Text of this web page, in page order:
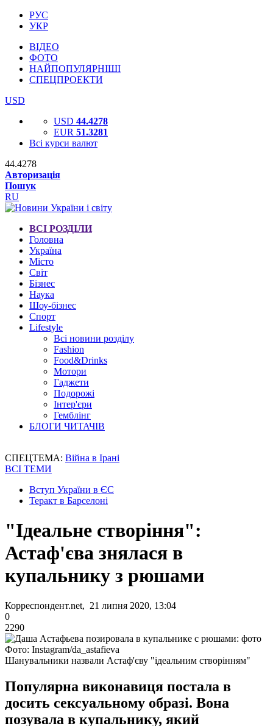
РУС
УКР
ВІДЕО
ФОТО
НАЙПОПУЛЯРНІШІ
СПЕЦПРОЕКТИ
USD
USD 44.4278
EUR 51.3281
Всі курси валют
44.4278
Авторизація
Пошук
RU
ВСІ РОЗДІЛИ
Головна
Україна
Місто
Світ
Бізнес
Наука
Шоу-бізнес
Спорт
Lifestyle
Всі новини розділу
Fashion
Food&Drinks
Мотори
Гаджети
Подорожі
Інтер'єри
Гемблінг
БЛОГИ ЧИТАЧІВ
СПЕЦТЕМА: Війна в Ірані
ВСІ ТЕМИ
Вступ України в ЄС
Теракт в Барселоні
"Ідеальне створіння":
Астаф'єва знялася в
купальнику з рюшами
Корреспондент.net, 21 липня 2020, 13:04
0
2290
Фото: Instagram/da_astafieva
Шанувальники назвали Астаф'єву "ідеальним створінням"
Популярна виконавиця постала в
досить сексуальному образі. Вона
позувала в купальнику, який